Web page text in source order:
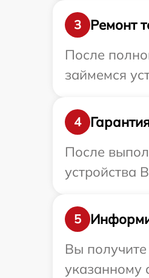
3
Ремонт
После
займемся
4
После
устройства
5
Вы
указанному